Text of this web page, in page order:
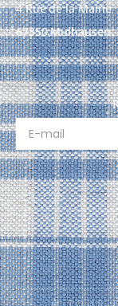
4 Rue de la Mairie
67350 Mulhausen